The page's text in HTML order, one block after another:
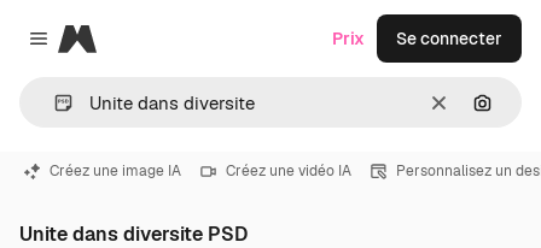
Close menu
Magnific
Effacer
Prix Se connecter
Créez une image IA Créez une vidéo IA Personnalisez un
Unite dans diversite PSD